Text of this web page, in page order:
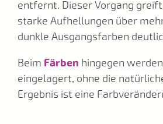
entfernt. Dieser Vorgang
starke Aufhellungen über
dunkle Ausgangsfarben
Beim Färben hingegen
eingelagert, ohne die
Ergebnis ist eine